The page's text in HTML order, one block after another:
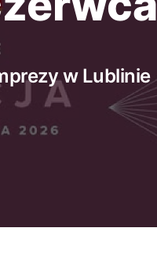
w Lublinie